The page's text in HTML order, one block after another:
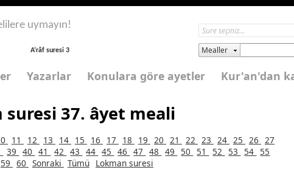
uymayın!
A’râf suresi 3 Mealler
Yazarlar Konulara göre ayetler Kur'an'dan
suresi 37. âyet meali
11 12 13 14 15 16 17 18 19 20 21 22 23 24 25 26 27
39 40 41 42 43 44 45 46 47 48 49 50 51 52 53 54 55
59 60 Sonraki Tümü Lokman suresi